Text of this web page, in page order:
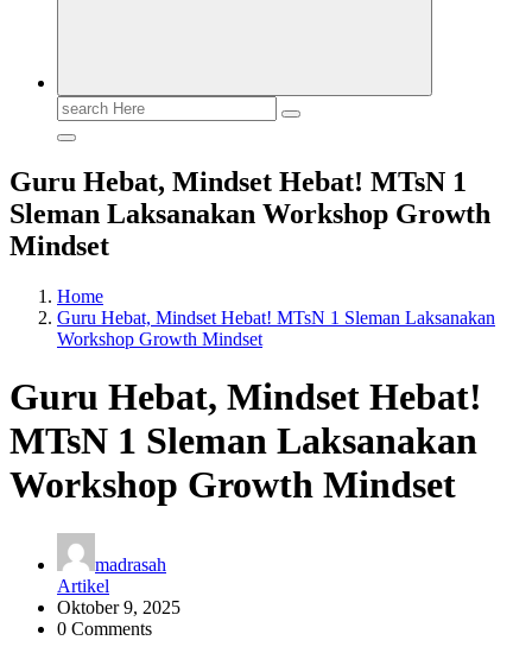
Search
for:
Guru Hebat, Mindset Hebat! MTsN 1
Sleman Laksanakan Workshop Growth
Mindset
Home
Guru Hebat, Mindset Hebat! MTsN 1 Sleman Laksanakan
Workshop Growth Mindset
Guru Hebat, Mindset Hebat!
MTsN 1 Sleman Laksanakan
Workshop Growth Mindset
madrasah
Artikel
Oktober 9, 2025
0 Comments